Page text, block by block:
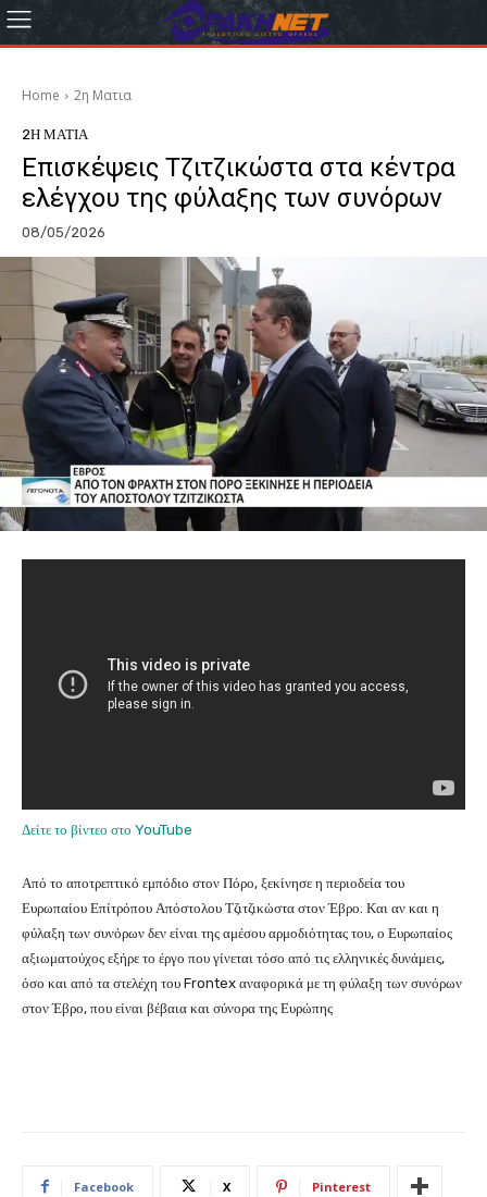
Home 2η Ματια
2Η ΜΑΤΙΑ
Επισκέψεις Τζιτζικώστα στα κέντρα
ελέγχου της φύλαξης των συνόρων
08/05/2026
Δείτε το βίντεο στο YouTube
Από το αποτρεπτικό εμπόδιο στον Πόρο, ξεκίνησε η περιοδεία του
Ευρωπαίου Επίτρόπου Απόστολου Τζιτζικώστα στον Έβρο. Και αν και η
φύλαξη των συνόρων δεν είναι της αμέσου αρμοδιότητας του, ο Ευρωπαίος
αξιωματούχος εξήρε το έργο που γίνεται τόσο από τις ελληνικές δυνάμεις,
όσο και από τα στελέχη του Frontex αναφορικά με τη φύλαξη των συνόρων
στον Έβρο, που είναι βέβαια και σύνορα της Ευρώπης
Facebook X Pinterest